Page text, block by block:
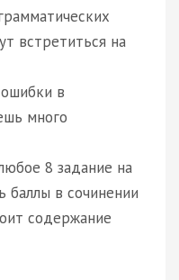
встретиться на
в
много
8 задание на
баллы в сочинении
содержание